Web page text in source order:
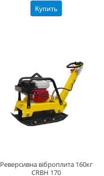
Купить
Реверсивна віброплита 160кг
CRBH 170